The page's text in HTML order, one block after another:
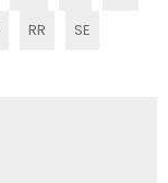
RR
SE